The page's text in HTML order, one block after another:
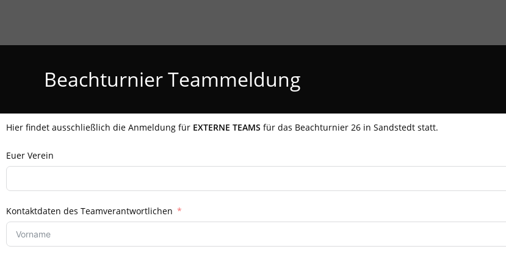
Beachturnier Teammeldung
Hier findet ausschließlich die Anmeldung für EXTERNE TEAMS für das Beachturnier 26 in Sandstedt statt.
Euer Verein
Kontaktdaten des Teamverantwortlichen